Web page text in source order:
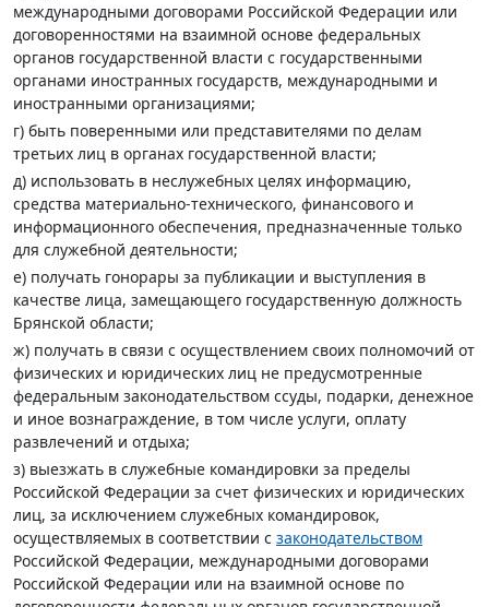
международными договорами Российской Федерации или
договоренностями на взаимной основе федеральных
органов государственной власти с государственными
органами иностранных государств, международными и
иностранными организациями;
г) быть поверенными или представителями по делам
третьих лиц в органах государственной власти;
д) использовать в неслужебных целях информацию,
средства материально-технического, финансового и
информационного обеспечения, предназначенные только
для служебной деятельности;
е) получать гонорары за публикации и выступления в
качестве лица, замещающего государственную должность
Брянской области;
ж) получать в связи с осуществлением своих полномочий от
физических и юридических лиц не предусмотренные
федеральным законодательством ссуды, подарки, денежное
и иное вознаграждение, в том числе услуги, оплату
развлечений и отдыха;
з) выезжать в служебные командировки за пределы
Российской Федерации за счет физических и юридических
лиц, за исключением служебных командировок,
осуществляемых в соответствии с законодательством
Российской Федерации, международными договорами
Российской Федерации или на взаимной основе по